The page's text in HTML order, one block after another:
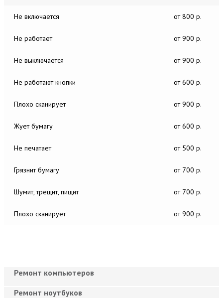
Не включается от 800 р.
Не работает от 900 р.
Не выключается от 900 р.
Не работают кнопки от 600 р.
Плохо сканирует от 900 р.
Жует бумагу от 600 р.
Не печатает от 500 р.
Грязнит бумагу от 700 р.
Шумит, трещит, пищит от 700 р.
Плохо сканирует от 900 р.
Ремонт компьютеров
Ремонт ноутбуков